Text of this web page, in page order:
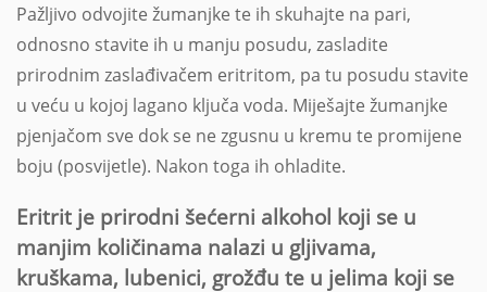
Pažljivo odvojite žumanjke te ih skuhajte na pari,
odnosno stavite ih u manju posudu, zasladite
prirodnim zaslađivačem eritritom, pa tu posudu stavite
u veću u kojoj lagano ključa voda. Miješajte žumanjke
pjenjačom sve dok se ne zgusnu u kremu te promijene
boju (posvijetle). Nakon toga ih ohladite.
Eritrit je prirodni šećerni alkohol koji se u
manjim količinama nalazi u gljivama,
kruškama, lubenici, grožđu te u jelima koji se